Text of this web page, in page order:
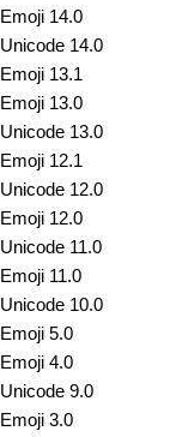
Emoji 14.0
Unicode 14.0
Emoji 13.1
Emoji 13.0
Unicode 13.0
Emoji 12.1
Unicode 12.0
Emoji 12.0
Unicode 11.0
Emoji 11.0
Unicode 10.0
Emoji 5.0
Emoji 4.0
Unicode 9.0
Emoji 3.0